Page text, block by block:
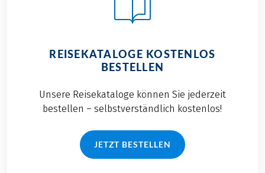
REISEKATALOGE KOSTENLOS
BESTELLEN
Unsere Reisekataloge können Sie jederzeit
bestellen – selbstverständlich kostenlos!
JETZT BESTELLEN